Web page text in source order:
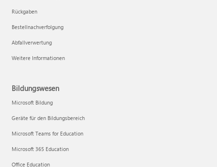
Rückgaben
Bestellnachverfolgung
Abfallverwertung
Weitere Informationen
Bildungswesen
Microsoft Bildung
Geräte für den Bildungsbereich
Microsoft Teams for Education
Microsoft 365 Education
Office Education